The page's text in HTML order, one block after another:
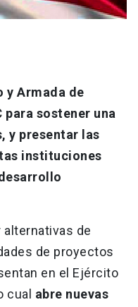
y Armada de
para sostener una
y presentar las
instituciones
alternativas de
de proyectos
en el Ejército
cual abre nuevas